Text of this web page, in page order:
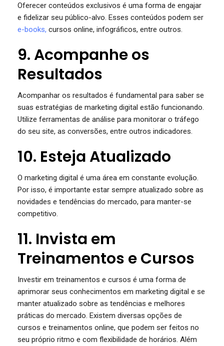
Oferecer conteúdos exclusivos é uma forma de engajar
e fidelizar seu público-alvo. Esses conteúdos podem ser
e-books, cursos online, infográficos, entre outros.
9. Acompanhe os
Resultados
Acompanhar os resultados é fundamental para saber se
suas estratégias de marketing digital estão funcionando.
Utilize ferramentas de análise para monitorar o tráfego
do seu site, as conversões, entre outros indicadores.
10. Esteja Atualizado
O marketing digital é uma área em constante evolução.
Por isso, é importante estar sempre atualizado sobre as
novidades e tendências do mercado, para manter-se
competitivo.
11. Invista em
Treinamentos e Cursos
Investir em treinamentos e cursos é uma forma de
aprimorar seus conhecimentos em marketing digital e se
manter atualizado sobre as tendências e melhores
práticas do mercado. Existem diversas opções de
cursos e treinamentos online, que podem ser feitos no
seu próprio ritmo e com flexibilidade de horários. Além